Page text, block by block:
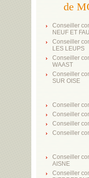
de
Conseiller
NEUF ET
Conseiller
LES LEUPS
Conseiller
WAAST
Conseiller
SUR OISE
Conseiller
Conseiller
Conseiller
Conseiller
Conseiller
AISNE
Conseiller